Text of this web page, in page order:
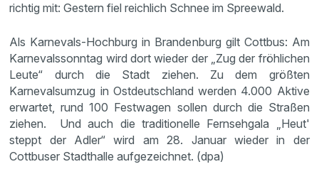
richtig mit: Gestern fiel reichlich Schnee im Spreewald.
Als Karnevals-Hochburg in Brandenburg gilt Cottbus: Am
Karnevalssonntag wird dort wieder der „Zug der fröhlichen
Leute“ durch die Stadt ziehen. Zu dem größten
Karnevalsumzug in Ostdeutschland werden 4.000 Aktive
erwartet, rund 100 Festwagen sollen durch die Straßen
ziehen. Und auch die traditionelle Fernsehgala „Heut'
steppt der Adler“ wird am 28. Januar wieder in der
Cottbuser Stadthalle aufgezeichnet. (dpa)